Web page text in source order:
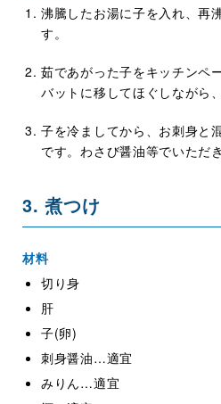
沸騰したお湯に子を入れ、再
す。
茹であがった子をキッチンペ
バットに移してほぐしながら
子を冷ましてから、お刺身と
です。わさび醤油等でいただき
3. 煮つけ
材料
切り身
肝
子(卵)
刺身醤油…適宜
みりん…適宜